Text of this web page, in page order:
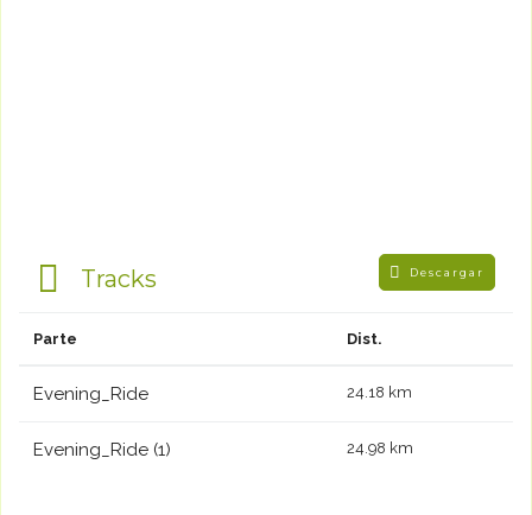
Tracks Descargar
Parte Dist.
Evening_Ride 24.18 km
Evening_Ride (1) 24.98 km